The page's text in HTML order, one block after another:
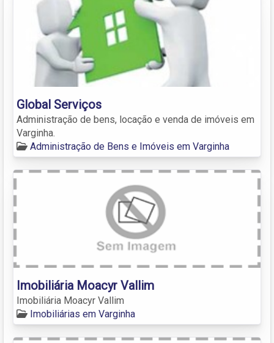
Global Serviços
Administração de bens, locação e venda de imóveis em
Varginha.
Administração de Bens e Imóveis em Varginha
Imobiliária Moacyr Vallim
Imobiliária Moacyr Vallim
Imobiliárias em Varginha